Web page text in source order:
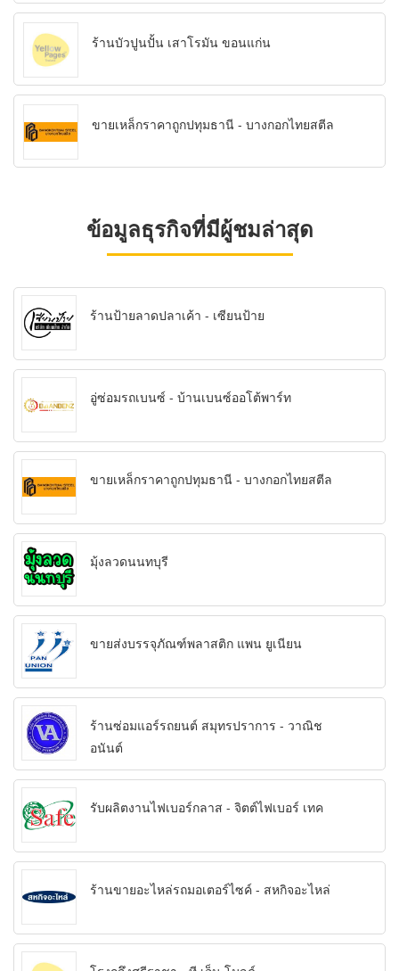
ร้านบัวปูนปั้น เสาโรมัน ขอนแก่น
ขายเหล็กราคาถูกปทุมธานี - บางกอกไทยสตีล
ข้อมูลธุรกิจที่มีผู้ชมล่าสุด
ร้านป้ายลาดปลาเค้า - เซียนป้าย
อู่ซ่อมรถเบนซ์ - บ้านเบนซ์ออโต้พาร์ท
ขายเหล็กราคาถูกปทุมธานี - บางกอกไทยสตีล
มุ้งลวดนนทบุรี
ขายส่งบรรจุภัณฑ์พลาสติก แพน ยูเนียน
ร้านซ่อมแอร์รถยนต์ สมุทรปราการ - วาณิช
อนันต์
รับผลิตงานไฟเบอร์กลาส - จิตต์ไฟเบอร์ เทค
ร้านขายอะไหล่รถมอเตอร์ไซค์ - สหกิจอะไหล่